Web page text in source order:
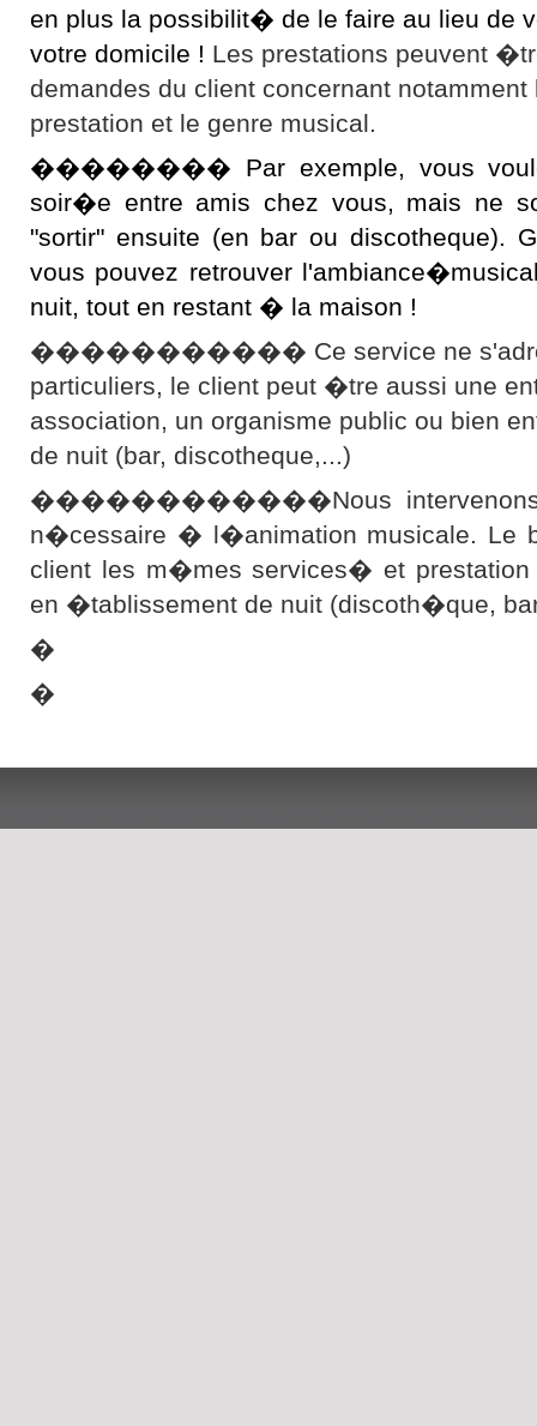
en plus la possibilit� de le faire au lieu de
votre domicile ! Les prestations peuvent
demandes du client concernant
prestation et le genre musical.
�������� Par exemple, vous
soir�e entre amis chez vous, mais ne
"sortir" ensuite (en bar ou discotheque).
vous pouvez retrouver
nuit, tout en restant � la maison !
����������� Ce service ne
particuliers, le client peut �tre aussi une
association, un organisme public ou bien
de nuit (bar, discotheque,...)
������������Nous intervenons
n�cessaire � l�animation musicale. Le
client les m�mes services� et
en �tablissement de nuit (discoth�que,
�
�